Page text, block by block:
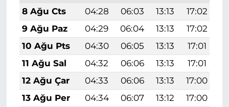
8 Ağu Cts
04:28 06:03 13:13 17:02
9 Ağu Paz
04:29 06:04 13:13 17:02
10 Ağu Pts
04:30 06:05 13:13 17:01
11 Ağu Sal
04:32 06:06 13:13 17:01
12 Ağu Çar
04:33 06:06 13:13 17:00
13 Ağu Per
04:34 06:07 13:12 17:00